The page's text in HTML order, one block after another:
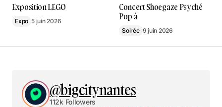
Exposition LEGO
Expo 5 juin 2026
Concert Shoegaze Psyché
Pop à
Soirée 9 juin 2026
@bigcitynantes
112k Followers